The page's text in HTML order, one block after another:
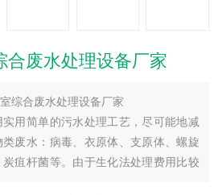
合废水处理设备厂家
综合废水处理设备厂家
用简单的污水处理工艺，尽可能地减
废水：病毒、衣原体、支原体、螺旋
疽杆菌等。由于生化法处理费用比较